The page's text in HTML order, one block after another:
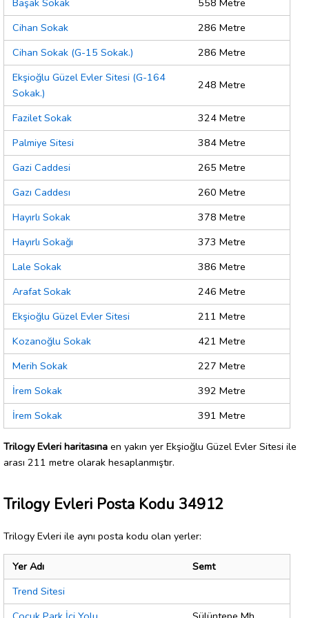
Başak Sokak
558 Metre
Cihan Sokak
286 Metre
Cihan Sokak (G-15 Sokak.)
286 Metre
Ekşioğlu Güzel Evler Sitesi (G-164
Sokak.)
248 Metre
Fazilet Sokak
324 Metre
Palmiye Sitesi
384 Metre
Gazi Caddesi
265 Metre
Gazı Caddesı
260 Metre
Hayırlı Sokak
378 Metre
Hayırlı Sokağı
373 Metre
Lale Sokak
386 Metre
Arafat Sokak
246 Metre
Ekşioğlu Güzel Evler Sitesi
211 Metre
Kozanoğlu Sokak
421 Metre
Merih Sokak
227 Metre
İrem Sokak
392 Metre
İrem Sokak
391 Metre
Trilogy Evleri haritasına en yakın yer Ekşioğlu Güzel Evler Sitesi ile
arası 211 metre olarak hesaplanmıştır.
Trilogy Evleri Posta Kodu 34912
Trilogy Evleri ile aynı posta kodu olan yerler:
Yer Adı
Semt
Trend Sitesi